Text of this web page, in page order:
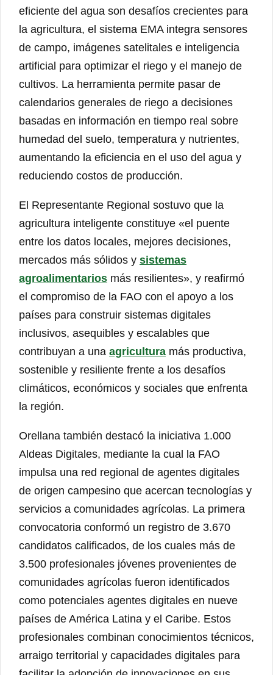
eficiente del agua son desafíos crecientes para
la agricultura, el sistema EMA integra sensores
de campo, imágenes satelitales e inteligencia
artificial para optimizar el riego y el manejo de
cultivos. La herramienta permite pasar de
calendarios generales de riego a decisiones
basadas en información en tiempo real sobre
humedad del suelo, temperatura y nutrientes,
aumentando la eficiencia en el uso del agua y
reduciendo costos de producción.
El Representante Regional sostuvo que la
agricultura inteligente constituye «el puente
entre los datos locales, mejores decisiones,
mercados más sólidos y sistemas
agroalimentarios más resilientes», y reafirmó
el compromiso de la FAO con el apoyo a los
países para construir sistemas digitales
inclusivos, asequibles y escalables que
contribuyan a una agricultura más productiva,
sostenible y resiliente frente a los desafíos
climáticos, económicos y sociales que enfrenta
la región.
Orellana también destacó la iniciativa 1.000
Aldeas Digitales, mediante la cual la FAO
impulsa una red regional de agentes digitales
de origen campesino que acercan tecnologías y
servicios a comunidades agrícolas. La primera
convocatoria conformó un registro de 3.670
candidatos calificados, de los cuales más de
3.500 profesionales jóvenes provenientes de
comunidades agrícolas fueron identificados
como potenciales agentes digitales en nueve
países de América Latina y el Caribe. Estos
profesionales combinan conocimientos técnicos,
arraigo territorial y capacidades digitales para